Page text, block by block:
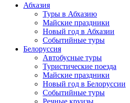
Абхазия
Туры в Абхазию
Майские праздники
Новый год в Абхазии
Событийные туры
Белоруссия
Автобусные туры
Туристические поезда
Майские праздники
Новый год в Белоруссии
Событийные туры
Речные круизы